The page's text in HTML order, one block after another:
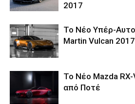
2017
Το Νέο Υπέρ-
Martin Vulcan 2017
Το Νέο Mazda
από Ποτέ